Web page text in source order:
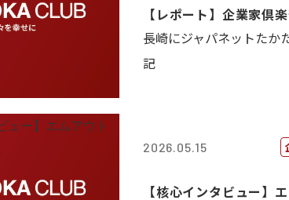
【レポート】企業家倶
長崎にジャパネットたか
記
2026.05.15
【核心インタビュー】